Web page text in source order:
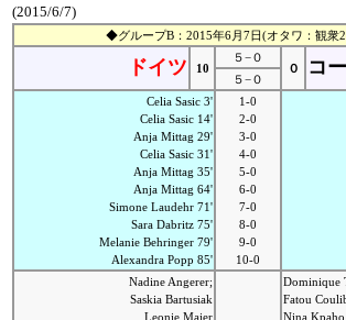
(2015/6/7)
◆グループB：2015年6月7日(オタワ：観衆
ドイツ 10
５−０
０
コ
５−０
Celia Sasic 3'
Celia Sasic 14'
Anja Mittag 29'
Celia Sasic 31'
Anja Mittag 35'
Anja Mittag 64'
Simone Laudehr 71'
Sara Dabritz 75'
Melanie Behringer 79'
Alexandra Popp 85'
1-0
2-0
3-0
4-0
5-0
6-0
7-0
8-0
9-0
10-0
Nadine Angerer;
Saskia Bartusiak
Leonie Maier
Dominique
Fatou
Nina Kpaho